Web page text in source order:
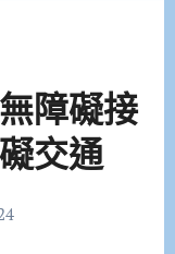
障礙接
交通